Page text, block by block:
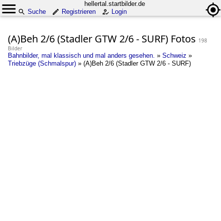
hellertal.startbilder.de
Suche
Registrieren Login
(A)Beh 2/6 (Stadler GTW 2/6 - SURF) Fotos 198
Bilder
Bahnbilder, mal klassisch und mal anders gesehen. » Schweiz »
Triebzüge (Schmalspur) » (A)Beh 2/6 (Stadler GTW 2/6 - SURF)